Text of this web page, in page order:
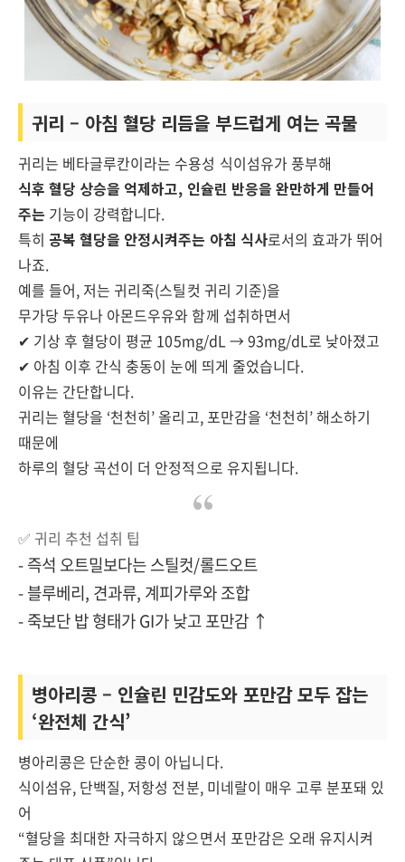
귀리 – 아침 혈당 리듬을 부드럽게 여는 곡물
귀리는 베타글루칸이라는 수용성 식이섬유가 풍부해
식후 혈당 상승을 억제하고, 인슐린 반응을 완만하게 만들어
주는 기능이 강력합니다.
특히 공복 혈당을 안정시켜주는 아침 식사로서의 효과가 뛰어
나죠.
예를 들어, 저는 귀리죽(스틸컷 귀리 기준)을
무가당 두유나 아몬드우유와 함께 섭취하면서
✔ 기상 후 혈당이 평균 105mg/dL → 93mg/dL로 낮아졌고
✔ 아침 이후 간식 충동이 눈에 띄게 줄었습니다.
이유는 간단합니다.
귀리는 혈당을 ‘천천히’ 올리고, 포만감을 ‘천천히’ 해소하기
때문에
하루의 혈당 곡선이 더 안정적으로 유지됩니다.
✅ 귀리 추천 섭취 팁
- 즉석 오트밀보다는 스틸컷/롤드오트
- 블루베리, 견과류, 계피가루와 조합
- 죽보단 밥 형태가 GI가 낮고 포만감 ↑
병아리콩 – 인슐린 민감도와 포만감 모두 잡는
‘완전체 간식’
병아리콩은 단순한 콩이 아닙니다.
식이섬유, 단백질, 저항성 전분, 미네랄이 매우 고루 분포돼 있
어
“혈당을 최대한 자극하지 않으면서 포만감은 오래 유지시켜